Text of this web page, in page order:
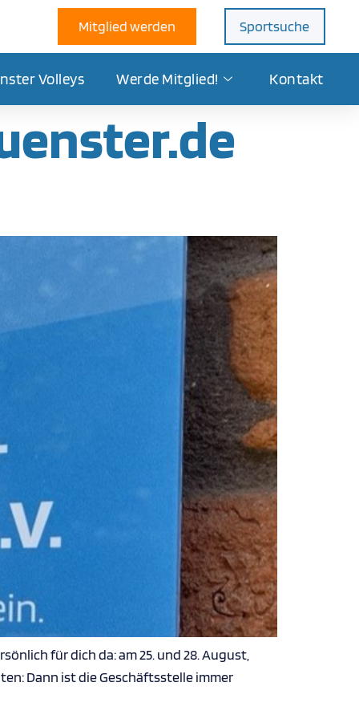
Mitglied werden Sportsuche
Volleys Werde Mitglied! Kontakt
für dich da: am 25. und 28. August,
Dann ist die Geschäftsstelle immer